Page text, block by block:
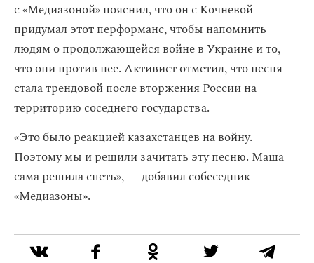
с «Медиазоной» пояснил, что он с Кочневой
придумал этот перформанс, чтобы напомнить
людям о продолжающейся войне в Украине и то,
что они против нее. Активист отметил, что песня
стала трендовой после вторжения России на
территорию соседнего государства.
«Это было реакцией казахстанцев на войну.
Поэтому мы и решили зачитать эту песню. Маша
сама решила спеть», — добавил собеседник
«Медиазоны».